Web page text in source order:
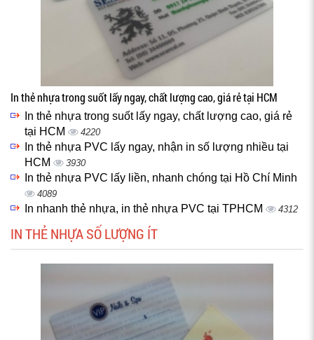
In thẻ nhựa trong suốt lấy ngay, chất lượng cao, giá rẻ tại HCM
In thẻ nhựa trong suốt lấy ngay, chất lượng cao, giá rẻ
tại HCM
4220
In thẻ nhựa PVC lấy ngay, nhận in số lượng nhiều tại
HCM
3930
In thẻ nhựa PVC lấy liền, nhanh chóng tại Hồ Chí Minh
4089
In nhanh thẻ nhựa, in thẻ nhựa PVC tại TPHCM 4312
IN THẺ NHỰA SỐ LƯỢNG ÍT